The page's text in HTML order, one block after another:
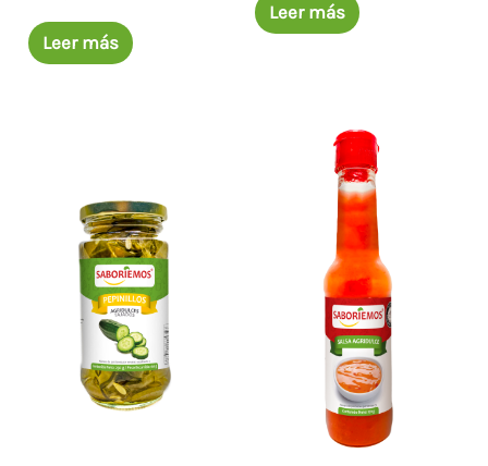
Leer más
Leer más